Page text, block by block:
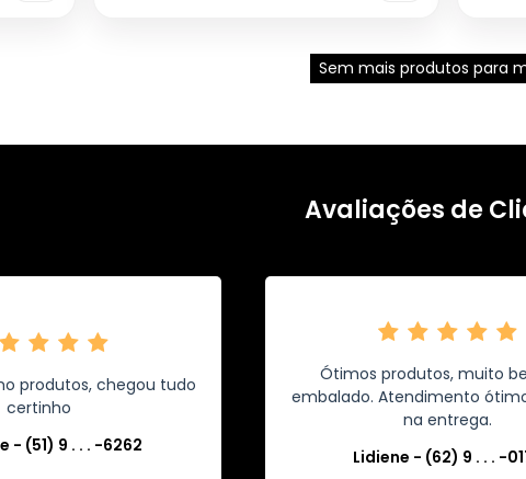
Sem mais produtos para
Avaliações de
produtos, chegou tudo
certinho
- (51) 9 . . . -6262
Ótimos produtos, muito
embalado. Atendimento
na entrega.
Lidiene - (62) 9 . . . -